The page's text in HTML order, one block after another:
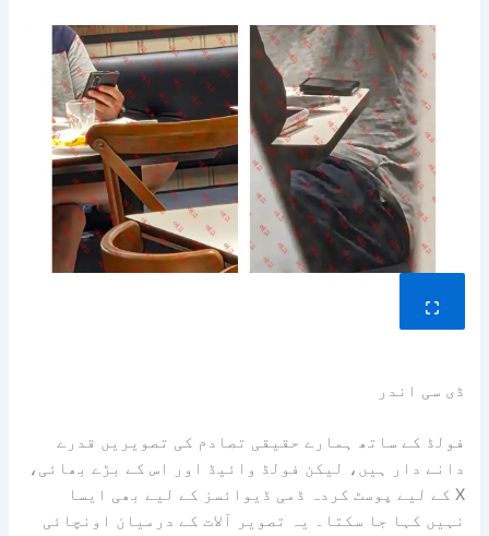
ڈی سی اندر
فولڈ کے ساتھ ہمارے حقیقی تصادم کی تصویریں قدرے
دانے دار ہیں، لیکن فولڈ وائیڈ اور اس کے بڑے بھائی،
X کے لیے پوسٹ کردہ ڈمی ڈیوائسز کے لیے بھی ایسا
نہیں کہا جا سکتا۔ یہ تصویر آلات کے درمیان اونچائی